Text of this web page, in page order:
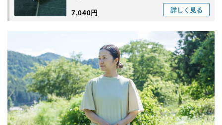
7,040円 詳しく 見る